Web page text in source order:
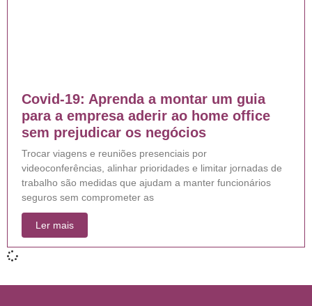
Covid-19: Aprenda a montar um guia
para a empresa aderir ao home office
sem prejudicar os negócios
Trocar viagens e reuniões presenciais por
videoconferências, alinhar prioridades e limitar jornadas de
trabalho são medidas que ajudam a manter funcionários
seguros sem comprometer as
Ler mais